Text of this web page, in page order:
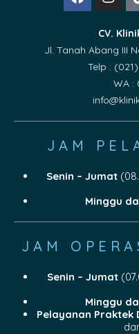
CV.
Jl. Tanah Abang III
Telp :
WA :
JAM
Senin – Jumat
Minggu
JAM
Senin – Jumat
Minggu
Pelayanan Praktek